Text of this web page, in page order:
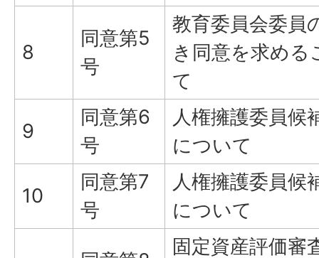
8
同意第5
号
教育委員会委員
き同意を求める
て
9
同意第6
号
人権擁護委員候
について
10
同意第7
号
人権擁護委員候
について
固定資産評価審